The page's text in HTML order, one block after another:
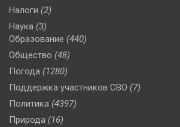
Налоги (2)
Наука (3)
Образование (440)
Общество (48)
Погода (1280)
Поддержка участников СВО (7)
Политика (4397)
Природа (16)